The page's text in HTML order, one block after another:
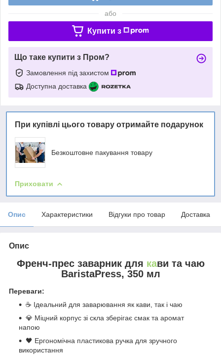
або
Купити з
Що таке купити з Пром?
Замовлення під захистом
Доступна доставка
При купівлі цього товару отримайте подарунок
Безкоштовне пакування товару
Приховати
Опис Характеристики Відгуки про товар Доставка
Опис
Френч-прес заварник для кави та чаю
BaristaPress, 350 мл
Переваги:
☕ Ідеальний для заварювання як кави, так і чаю
💎 Міцний корпус зі скла зберігає смак та аромат
напою
🖤 Ергономічна пластикова ручка для зручного
використання